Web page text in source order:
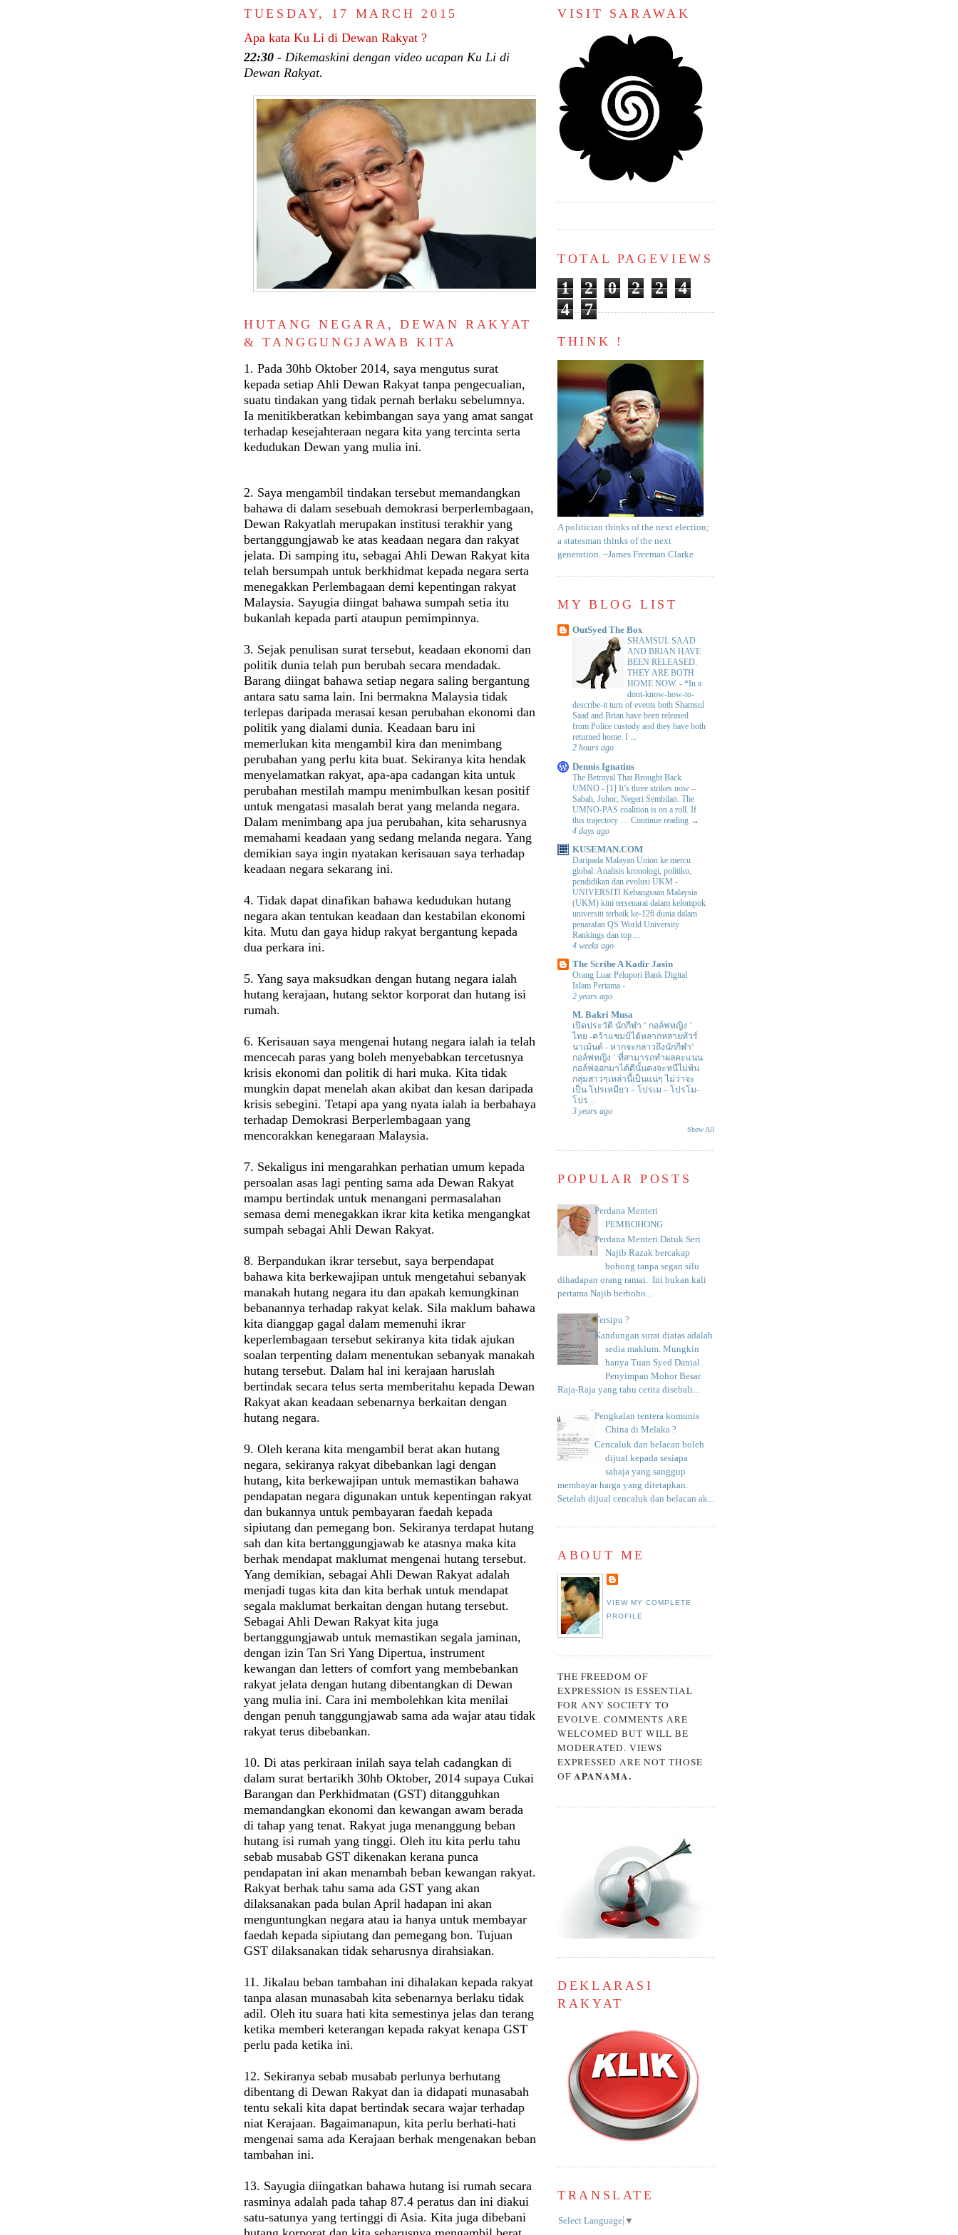
TUESDAY, 17 MARCH 2015
Apa kata Ku Li di Dewan Rakyat ?
22:30 - Dikemaskini dengan video ucapan Ku Li di
Dewan Rakyat.
HUTANG NEGARA, DEWAN RAKYAT
& TANGGUNGJAWAB KITA
1. Pada 30hb Oktober 2014, saya mengutus surat
kepada setiap Ahli Dewan Rakyat tanpa pengecualian,
suatu tindakan yang tidak pernah berlaku sebelumnya.
Ia menitikberatkan kebimbangan saya yang amat sangat
terhadap kesejahteraan negara kita yang tercinta serta
kedudukan Dewan yang mulia ini.
2. Saya mengambil tindakan tersebut memandangkan
bahawa di dalam sesebuah demokrasi berperlembagaan,
Dewan Rakyatlah merupakan institusi terakhir yang
bertanggungjawab ke atas keadaan negara dan rakyat
jelata. Di samping itu, sebagai Ahli Dewan Rakyat kita
telah bersumpah untuk berkhidmat kepada negara serta
menegakkan Perlembagaan demi kepentingan rakyat
Malaysia. Sayugia diingat bahawa sumpah setia itu
bukanlah kepada parti ataupun pemimpinnya.
3. Sejak penulisan surat tersebut, keadaan ekonomi dan
politik dunia telah pun berubah secara mendadak.
Barang diingat bahawa setiap negara saling bergantung
antara satu sama lain. Ini bermakna Malaysia tidak
terlepas daripada merasai kesan perubahan ekonomi dan
politik yang dialami dunia. Keadaan baru ini
memerlukan kita mengambil kira dan menimbang
perubahan yang perlu kita buat. Sekiranya kita hendak
menyelamatkan rakyat, apa-apa cadangan kita untuk
perubahan mestilah mampu menimbulkan kesan positif
untuk mengatasi masalah berat yang melanda negara.
Dalam menimbang apa jua perubahan, kita seharusnya
memahami keadaan yang sedang melanda negara. Yang
demikian saya ingin nyatakan kerisauan saya terhadap
keadaan negara sekarang ini.
4. Tidak dapat dinafikan bahawa kedudukan hutang
negara akan tentukan keadaan dan kestabilan ekonomi
kita. Mutu dan gaya hidup rakyat bergantung kepada
dua perkara ini.
5. Yang saya maksudkan dengan hutang negara ialah
hutang kerajaan, hutang sektor korporat dan hutang isi
rumah.
6. Kerisauan saya mengenai hutang negara ialah ia telah
mencecah paras yang boleh menyebabkan tercetusnya
krisis ekonomi dan politik di hari muka. Kita tidak
mungkin dapat menelah akan akibat dan kesan daripada
krisis sebegini. Tetapi apa yang nyata ialah ia berbahaya
terhadap Demokrasi Berperlembagaan yang
mencorakkan kenegaraan Malaysia.
7. Sekaligus ini mengarahkan perhatian umum kepada
persoalan asas lagi penting sama ada Dewan Rakyat
mampu bertindak untuk menangani permasalahan
semasa demi menegakkan ikrar kita ketika mengangkat
sumpah sebagai Ahli Dewan Rakyat.
8. Berpandukan ikrar tersebut, saya berpendapat
bahawa kita berkewajipan untuk mengetahui sebanyak
manakah hutang negara itu dan apakah kemungkinan
bebanannya terhadap rakyat kelak. Sila maklum bahawa
kita dianggap gagal dalam memenuhi ikrar
keperlembagaan tersebut sekiranya kita tidak ajukan
soalan terpenting dalam menentukan sebanyak manakah
hutang tersebut. Dalam hal ini kerajaan haruslah
bertindak secara telus serta memberitahu kepada Dewan
Rakyat akan keadaan sebenarnya berkaitan dengan
hutang negara.
9. Oleh kerana kita mengambil berat akan hutang
negara, sekiranya rakyat dibebankan lagi dengan
hutang, kita berkewajipan untuk memastikan bahawa
pendapatan negara digunakan untuk kepentingan rakyat
dan bukannya untuk pembayaran faedah kepada
sipiutang dan pemegang bon. Sekiranya terdapat hutang
sah dan kita bertanggungjawab ke atasnya maka kita
berhak mendapat maklumat mengenai hutang tersebut.
Yang demikian, sebagai Ahli Dewan Rakyat adalah
menjadi tugas kita dan kita berhak untuk mendapat
segala maklumat berkaitan dengan hutang tersebut.
Sebagai Ahli Dewan Rakyat kita juga
bertanggungjawab untuk memastikan segala jaminan,
dengan izin Tan Sri Yang Dipertua, instrument
kewangan dan letters of comfort yang membebankan
rakyat jelata dengan hutang dibentangkan di Dewan
yang mulia ini. Cara ini membolehkan kita menilai
dengan penuh tanggungjawab sama ada wajar atau tidak
rakyat terus dibebankan.
10. Di atas perkiraan inilah saya telah cadangkan di
dalam surat bertarikh 30hb Oktober, 2014 supaya Cukai
Barangan dan Perkhidmatan (GST) ditangguhkan
memandangkan ekonomi dan kewangan awam berada
di tahap yang tenat. Rakyat juga menanggung beban
hutang isi rumah yang tinggi. Oleh itu kita perlu tahu
sebab musabab GST dikenakan kerana punca
pendapatan ini akan menambah beban kewangan rakyat.
Rakyat berhak tahu sama ada GST yang akan
dilaksanakan pada bulan April hadapan ini akan
menguntungkan negara atau ia hanya untuk membayar
faedah kepada sipiutang dan pemegang bon. Tujuan
GST dilaksanakan tidak seharusnya dirahsiakan.
11. Jikalau beban tambahan ini dihalakan kepada rakyat
tanpa alasan munasabah kita sebenarnya berlaku tidak
adil. Oleh itu suara hati kita semestinya jelas dan terang
ketika memberi keterangan kepada rakyat kenapa GST
perlu pada ketika ini.
12. Sekiranya sebab musabab perlunya berhutang
dibentang di Dewan Rakyat dan ia didapati munasabah
tentu sekali kita dapat bertindak secara wajar terhadap
niat Kerajaan. Bagaimanapun, kita perlu berhati-hati
mengenai sama ada Kerajaan berhak mengenakan beban
tambahan ini.
13. Sayugia diingatkan bahawa hutang isi rumah secara
rasminya adalah pada tahap 87.4 peratus dan ini diakui
satu-satunya yang tertinggi di Asia. Kita juga dibebani
VISIT SARAWAK
TOTAL PAGEVIEWS
1 2 0 2 2
4
4
7
THINK !
A politician thinks of the next election;
a statesman thinks of the next
generation. ~James Freeman Clarke
MY BLOG LIST
OutSyed The Box
SHAMSUL SAAD
AND BRIAN HAVE
BEEN RELEASED.
THEY ARE BOTH
HOME NOW. - *In a
dont-know-how-to-
describe-it turn of events both Shamsul
Saad and Brian have been released
from Police custody and they have both
returned home. I ...
2 hours ago
Dennis Ignatius
The Betrayal That Brought Back
UMNO - [1] It’s three strikes now –
Sabah, Johor, Negeri Sembilan. The
UMNO-PAS coalition is on a roll. If
this trajectory … Continue reading →
4 days ago
KUSEMAN.COM
Daripada Malayan Union ke mercu
global: Analisis kronologi, politiko,
pendidikan dan evolusi UKM -
UNIVERSITI Kebangsaan Malaysia
(UKM) kini tersenarai dalam kelompok
universiti terbaik ke-126 dunia dalam
penarafan QS World University
Rankings dan top ...
4 weeks ago
The Scribe A Kadir Jasin
Orang Luar Pelopori Bank Digital
Islam Pertama -
2 years ago
M. Bakri Musa
เปิดประวัติ นักกีฬา ‘ กอล์ฟหญิง ’
ไทย -คว้าแชมป์ได้หลากหลายทัวร์
นาเม้นต์ - หากจะกล่าวถึงนักกีฬา‘
กอล์ฟหญิง ’ ที่สามารถทำผลคะแนน
กอล์ฟออกมาได้ดีนั้นคงจะหนีไม่พ้น
กลุ่มสาวๆเหล่านี้เป็นแน่ๆ ไม่ว่าจะ
เป็น โปรเหมียว – โปรเม – โปรโม-
โปร...
3 years ago
Show All
POPULAR POSTS
Perdana Menteri
PEMBOHONG
Perdana Menteri Datuk Seri
Najib Razak bercakap
bohong tanpa segan silu
dihadapan orang ramai. Ini bukan kali
pertama Najib berboho...
Tersipu ?
Kandungan surat diatas adalah
sedia maklum. Mungkin
hanya Tuan Syed Danial
Penyimpan Mohor Besar
Raja-Raja yang tahu cerita disebali...
Pengkalan tentera komunis
China di Melaka ?
Cencaluk dan belacan boleh
dijual kepada sesiapa
sahaja yang sanggup
membayar harga yang ditetapkan.
Setelah dijual cencaluk dan belacan ak...
ABOUT ME
VIEW MY COMPLETE
PROFILE
THE FREEDOM OF
EXPRESSION IS ESSENTIAL
FOR ANY SOCIETY TO
EVOLVE. COMMENTS ARE
WELCOMED BUT WILL BE
MODERATED. VIEWS
EXPRESSED ARE NOT THOSE
OF APANAMA.
DEKLARASI
RAKYAT
TRANSLATE
Select Language ▼